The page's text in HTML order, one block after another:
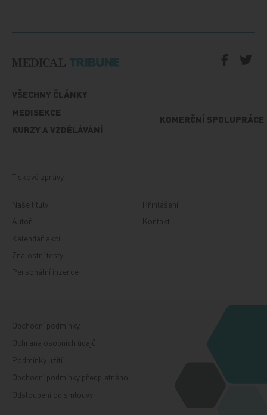
VŠECHNY ČLÁNKY
MEDISEKCE
KURZY A VZDĚLÁVÁNÍ
KOMERČNÍ SPOLUPRÁCE
Tiskové zprávy
Naše tituly
Autoři
Kalendář akcí
Znalostní testy
Personální inzerce
Přihlášení
Kontakt
Obchodní podmínky
Ochrana osobních údajů
Podmínky užití
Obchodní podmínky předplatného
Odstoupení od smlouvy